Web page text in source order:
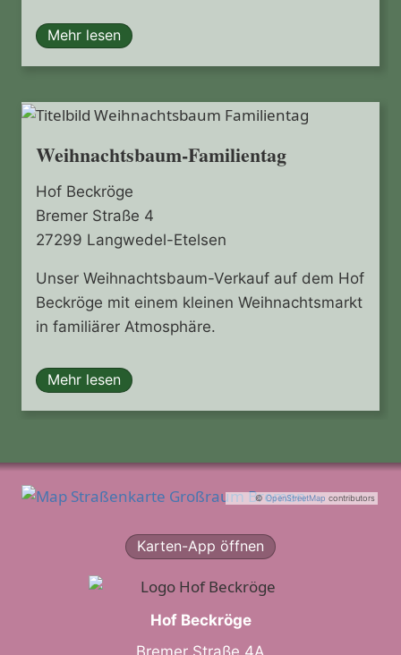
Mehr lesen
Weihnachtsbaum-Familientag
Hof Beckröge
Bremer Straße 4
27299 Langwedel-Etelsen
Unser Weihnachtsbaum-Verkauf auf dem Hof
Beckröge mit einem kleinen Weihnachtsmarkt
in familiärer Atmosphäre.
Mehr lesen
©OpenStreetMap contributors
Karten-App öffnen
Hof Beckröge